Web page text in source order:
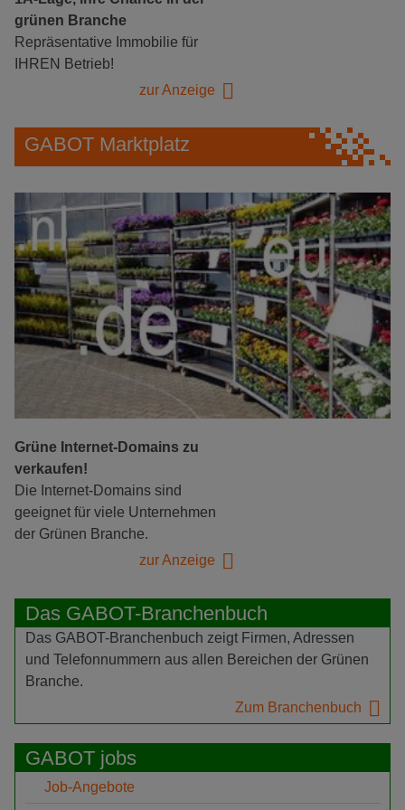
grünen Branche
Repräsentative Immobilie für
IHREN Betrieb!
zur Anzeige
GABOT Marktplatz
Grüne Internet-Domains zu
verkaufen!
Die Internet-Domains sind
geeignet für viele Unternehmen
der Grünen Branche.
zur Anzeige
Das GABOT-Branchenbuch
Das GABOT-Branchenbuch zeigt Firmen, Adressen
und Telefonnummern aus allen Bereichen der Grünen
Branche.
Zum Branchenbuch
GABOT jobs
Job-Angebote